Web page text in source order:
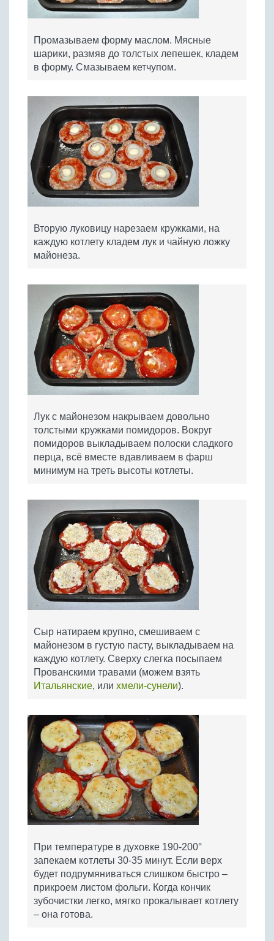
Промазываем форму маслом. Мясные
шарики, размяв до толстых лепешек, кладем
в форму. Смазываем кетчупом.
Вторую луковицу нарезаем кружками, на
каждую котлету кладем лук и чайную ложку
майонеза.
Лук с майонезом накрываем довольно
толстыми кружками помидоров. Вокруг
помидоров выкладываем полоски сладкого
перца, всё вместе вдавливаем в фарш
минимум на треть высоты котлеты.
Сыр натираем крупно, смешиваем с
майонезом в густую пасту, выкладываем на
каждую котлету. Сверху слегка посыпаем
Прованскими травами (можем взять
Итальянские, или хмели-сунели).
При температуре в духовке 190-200°
запекаем котлеты 30-35 минут. Если верх
будет подрумяниваться слишком быстро –
прикроем листом фольги. Когда кончик
зубочистки легко, мягко прокалывает котлету
– она готова.